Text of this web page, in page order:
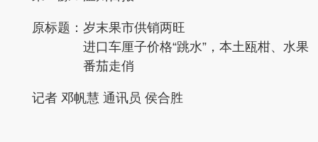
原标题： 岁末果市供销两旺
进口车厘子价格“跳水”，本土瓯柑、水果
番茄走俏
记者 邓帆慧 通讯员 侯合胜